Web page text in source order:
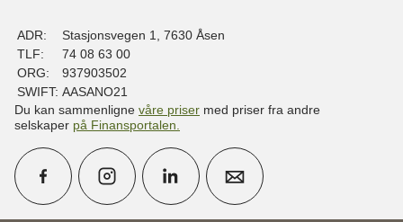
ADR:
Stasjonsvegen 1, 7630 Åsen
TLF:
74 08 63 00
ORG:
937903502
SWIFT: AASANO21
Du kan sammenligne våre priser med priser fra andre
selskaper på Finansportalen